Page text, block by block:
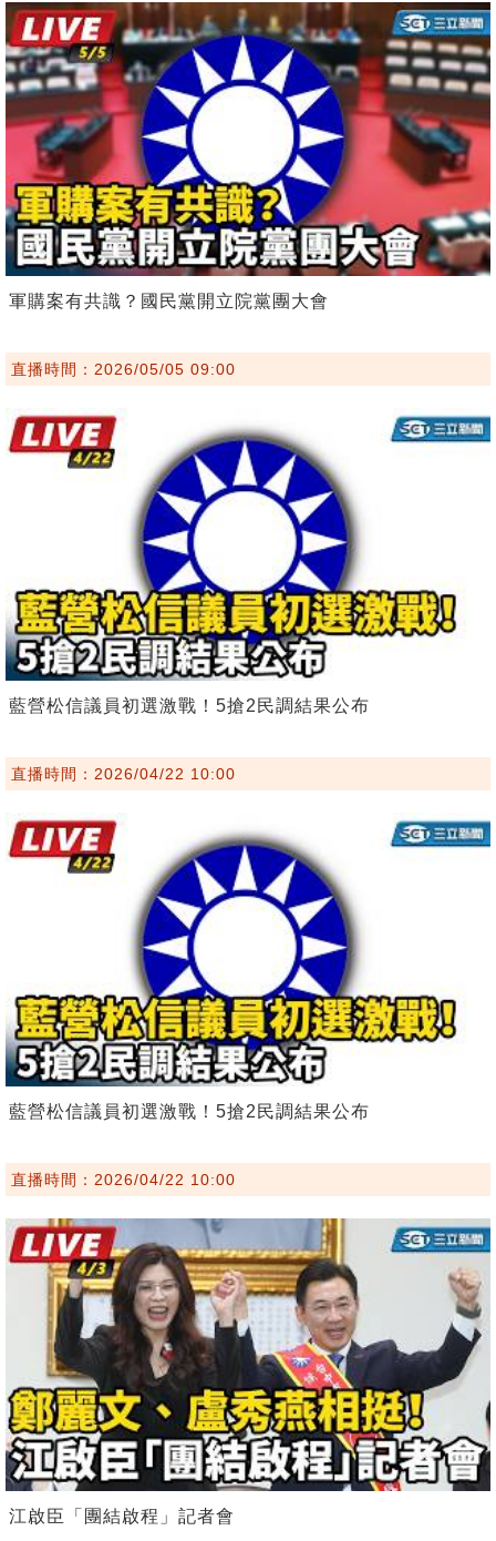
軍購案有共識？國民黨開立院黨團大會
直播時間：2026/05/05 09:00
藍營松信議員初選激戰！5搶2民調結果公布
直播時間：2026/04/22 10:00
藍營松信議員初選激戰！5搶2民調結果公布
直播時間：2026/04/22 10:00
江啟臣「團結啟程」記者會